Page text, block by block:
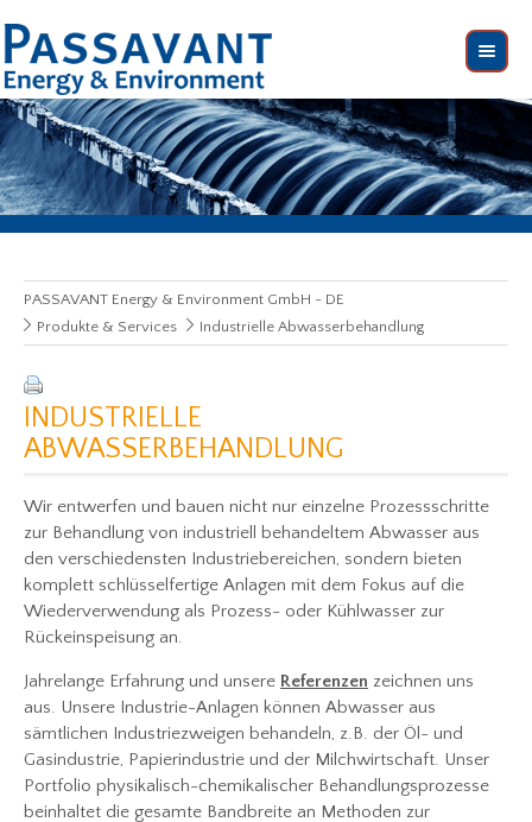
PASSAVANT Energy & Environment GmbH - DE
Produkte & Services
Industrielle Abwasserbehandlung
INDUSTRIELLE
ABWASSERBEHANDLUNG
Wir entwerfen und bauen nicht nur einzelne Prozessschritte
zur Behandlung von industriell behandeltem Abwasser aus
den verschiedensten Industriebereichen, sondern bieten
komplett schlüsselfertige Anlagen mit dem Fokus auf die
Wiederverwendung als Prozess- oder Kühlwasser zur
Rückeinspeisung an.
Jahrelange Erfahrung und unsere Referenzen zeichnen uns
aus. Unsere Industrie-Anlagen können Abwasser aus
sämtlichen Industriezweigen behandeln, z.B. der Öl- und
Gasindustrie, Papierindustrie und der Milchwirtschaft. Unser
Portfolio physikalisch-chemikalischer Behandlungsprozesse
beinhaltet die gesamte Bandbreite an Methoden zur